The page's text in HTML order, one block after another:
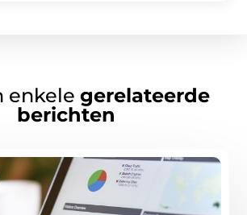
enkele gerelateerde
berichten